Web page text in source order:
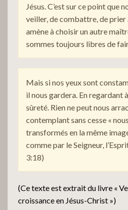
Jésus. C’est sur ce point que
veiller, de combattre, de prier
amène à choisir un autre
sommes toujours libres de
Mais si nos yeux sont
il nous gardera. En regardant
sûreté. Rien ne peut nous
contemplant sans cesse «
transformés en la même
comme par le Seigneur,
3:18)
(Ce texte est extrait du livre «
croissance en Jésus-Christ »)